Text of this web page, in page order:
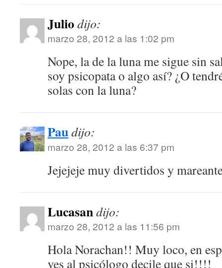
Julio dijo:
marzo 28, 2012 a las 1:02 pm
Nope, la de la luna me sigue sin
soy psicopata o algo así? ¿O
solas con la luna?
Paudijo:
marzo 28, 2012 a las 6:37 pm
Jejejeje muy divertidos y
Lucasandijo:
marzo 28, 2012 a las 11:56 pm
Hola Norachan!! Muy loco, en
ves al psicólogo decile que si!!!!